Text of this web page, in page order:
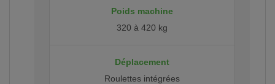
Poids machine
320 à 420 kg
Déplacement
Roulettes intégrées